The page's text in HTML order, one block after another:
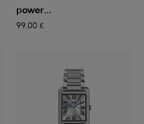
power...
99,00 €